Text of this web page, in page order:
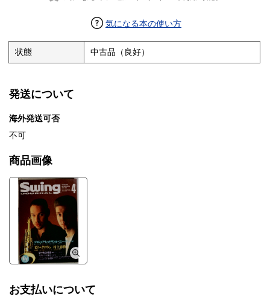
気になる本の使い方
状態 中古品（良好）
発送について
海外発送可否
不可
商品画像
お支払いについて